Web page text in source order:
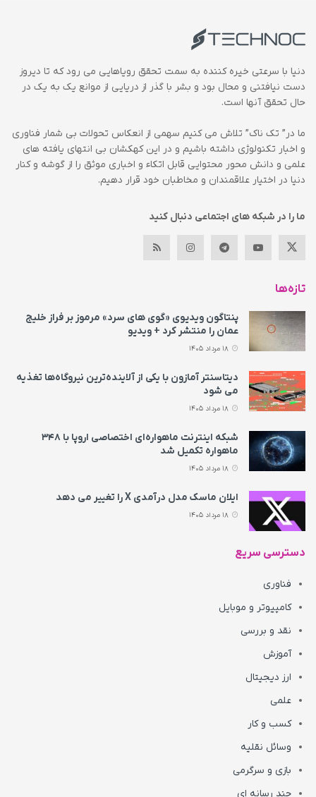
دنیا با سرعتی خیره کننده به سمت تحقق رویاهایی می رود که تا دیروز
دست نیافتنی و محال بود و بشر با گذر از دریایی از موانع یک به یک در
حال تحقق آنها است.
ما در” تک ناک” تلاش می کنیم سهمی از انعکاس تحولات بی شمار فناوری
و اخبار تکنولوژی داشته باشیم و در این کهکشان بی انتهای یافته های
علمی و دانش محور محتوایی قابل اتکاء و اخباری موثق را از گوشه و کنار
دنیا در اختیار علاقمندان و مخاطبان خود قرار دهیم.
ما را در شبکه های اجتماعی دنبال کنید
تازه‌ها
پنتاگون ویدیوی «گوی های سرد» مرموز بر فراز خلیج
عمان را منتشر کرد + ویدیو
دیتاسنتر آمازون با یکی از آلاینده‌ترین نیروگاه‌ها تغذیه
می‌ شود
شبکه اینترنت ماهواره‌ای اختصاصی اروپا با ۳۴۸
ماهواره تکمیل شد
ایلان ماسک مدل درآمدی X را تغییر می‌ دهد
دسترسی سریع
فناوری
کامپیوتر و موبایل
نقد و بررسی
آموزش
ارز دیجیتال
علمی
کسب و کار
وسائل نقلیه
بازی و سرگرمی
چند رسانه ای